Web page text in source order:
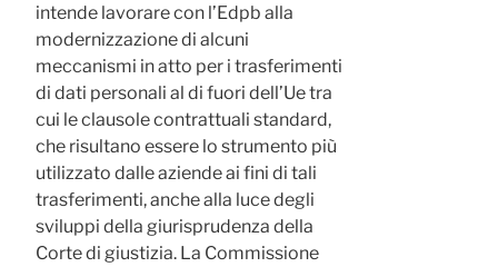
intende lavorare con l’Edpb alla
modernizzazione di alcuni
meccanismi in atto per i trasferimenti
di dati personali al di fuori dell’Ue tra
cui le clausole contrattuali standard,
che risultano essere lo strumento più
utilizzato dalle aziende ai fini di tali
trasferimenti, anche alla luce degli
sviluppi della giurisprudenza della
Corte di giustizia. La Commissione